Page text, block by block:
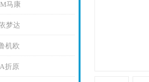
马康
梦达
机欧
折原